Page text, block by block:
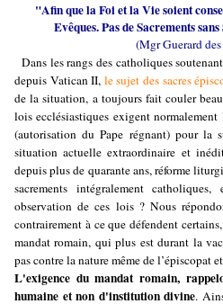
"Afin que la Foi et la Vie soient
Evêques. Pas de Sacrements
(Mgr Guerard
Dans les rangs des catholiques
depuis Vatican II, le sujet des sacres
de la situation, a toujours fait couler
lois ecclésiastiques exigent
(autorisation du Pape régnant) pour la
situation actuelle extraordinaire et
depuis plus de quarante ans, réforme
sacrements intégralement
observation de ces lois ? Nous
contrairement à ce que défendent
mandat romain, qui plus est durant la
pas contre la nature même de
L'exigence du mandat romain,
humaine et non d'institution divine.